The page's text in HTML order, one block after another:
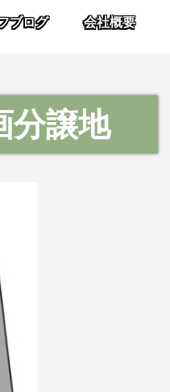
ブログ 会社概要
譲地